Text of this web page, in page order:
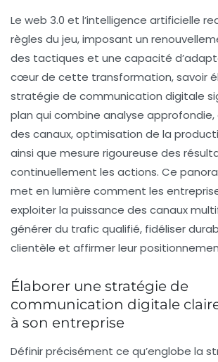
Le web 3.0 et l’intelligence artificielle
règles du jeu, imposant un
des tactiques et une capacité
cœur de cette transformation, savoir
stratégie de communication digitale
plan qui combine analyse approfondie,
des canaux, optimisation de la
ainsi que mesure rigoureuse des
continuellement les actions. Ce
met en lumière comment les
exploiter la puissance des canaux
générer du trafic qualifié, fidéliser
clientèle et affirmer leur
Élaborer une stratégie de
communication digitale
à son entreprise
Définir précisément ce qu’englobe la